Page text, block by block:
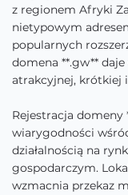
z regionem Afryki
nietypowym
popularnych
domena **.gw** daje
atrakcyjnej, krótkiej
Rejestracja domeny
wiarygodności
działalnością na
gospodarczym.
wzmacnia przekaz